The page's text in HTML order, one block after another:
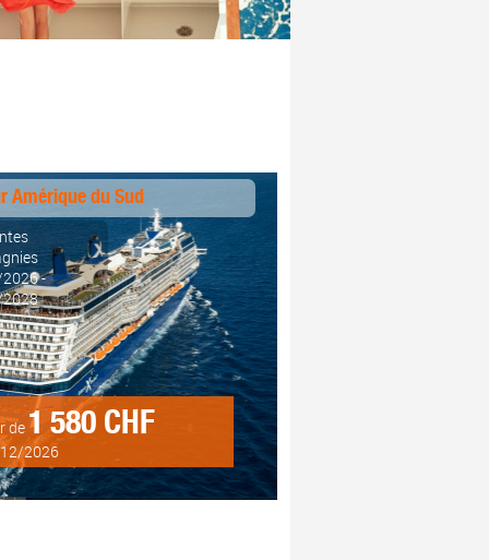
Amérique du Sud
-
de 1 580 CHF
2026